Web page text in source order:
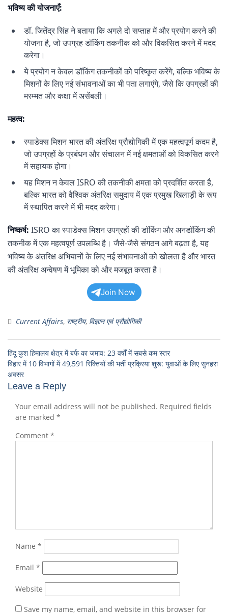
भविष्य की योजनाएँ:
डॉ. जितेंद्र सिंह ने बताया कि अगले दो सप्ताह में और प्रयोग करने की
योजना है, जो उपग्रह डॉकिंग तकनीक को और विकसित करने में मदद
करेगा।
ये प्रयोग न केवल डॉकिंग तकनीकों को परिष्कृत करेंगे, बल्कि भविष्य के
मिशनों के लिए नई संभावनाओं का भी पता लगाएंगे, जैसे कि उपग्रहों की
मरम्मत और कक्षा में असेंबली।
महत्व:
स्पाडेक्स मिशन भारत की अंतरिक्ष प्रौद्योगिकी में एक महत्वपूर्ण कदम है,
जो उपग्रहों के प्रबंधन और संचालन में नई क्षमताओं को विकसित करने
में सहायक होगा।
यह मिशन न केवल ISRO की तकनीकी क्षमता को प्रदर्शित करता है,
बल्कि भारत को वैश्विक अंतरिक्ष समुदाय में एक प्रमुख खिलाड़ी के रूप
में स्थापित करने में भी मदद करेगा।
निष्कर्ष: ISRO का स्पाडेक्स मिशन उपग्रहों की डॉकिंग और अनडॉकिंग की
तकनीक में एक महत्वपूर्ण उपलब्धि है। जैसे-जैसे संगठन आगे बढ़ता है, यह
भविष्य के अंतरिक्ष अभियानों के लिए नई संभावनाओं को खोलता है और भारत
की अंतरिक्ष अन्वेषण में भूमिका को और मजबूत करता है।
Join Now
Current Affairs, राष्ट्रीय, विज्ञान एवं प्रौद्योगिकी
हिंदू कुश हिमालय क्षेत्र में बर्फ का जमाव: 23 वर्षों में सबसे कम स्तर
बिहार में 10 विभागों में 49,591 रिक्तियों की भर्ती प्रक्रिया शुरू: युवाओं के लिए सुनहरा
अवसर
Leave a Reply
Your email address will not be published. Required fields
are marked *
Comment *
Name *
Email *
Website
Save my name, email, and website in this browser for